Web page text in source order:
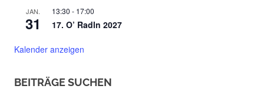
JAN.
31
13:30 - 17:00
17. O’ Radln 2027
Kalender anzeigen
BEITRÄGE SUCHEN